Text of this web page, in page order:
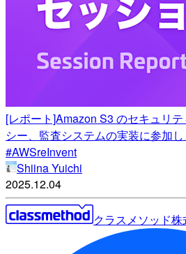
[レポート]Amazon S3 のセキュリ
シー、監査システムの実装に参加
#AWSreInvent
Shiina Yuichi
2025.12.04
クラスメソッド株